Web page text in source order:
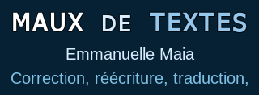
MAUX DE TEXTES
Emmanuelle Maia
Correction, réécriture, traduction,